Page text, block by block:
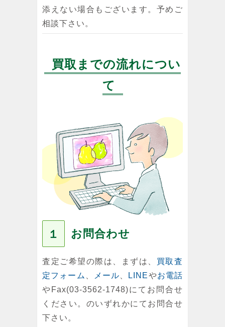
添えない場合もございます。予めご
相談下さい。
買取までの流れについ
て
１ お問合わせ
査定ご希望の際は、まずは、 買取査
定フォーム
メール LINEやお電話
やFax(03-3562-1748)にてお問合せ
ください。のいずれかにてお問合せ
下さい。